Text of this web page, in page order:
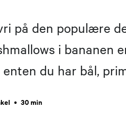
på den populære
i bananen
du har bål,
• 30 min